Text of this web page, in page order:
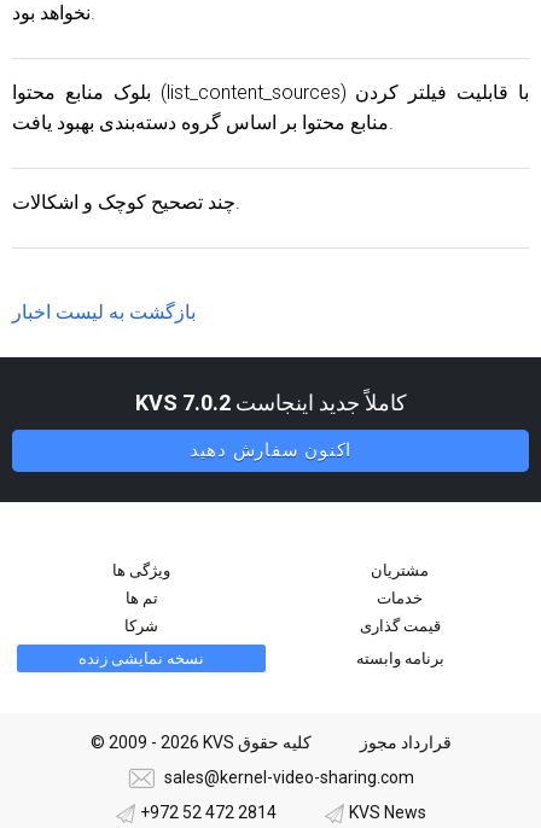
نخواهد بود.
بلوک منابع محتوا (list_content_sources) با قابلیت فیلتر کردن
منابع محتوا بر اساس گروه دسته‌بندی بهبود یافت.
چند تصحیح کوچک و اشکالات.
بازگشت به لیست اخبار
KVS 7.0.2 کاملاً جدید اینجاست
اکنون سفارش دهید
ویژگی ها
مشتریان
تم ها
خدمات
شرکا
قیمت گذاری
نسخه نمایشی زنده
برنامه وابسته
© 2009 - 2026 KVS کلیه حقوق
قرارداد مجوز
sales@kernel-video-sharing.com
+972 52 472 2814
KVS News